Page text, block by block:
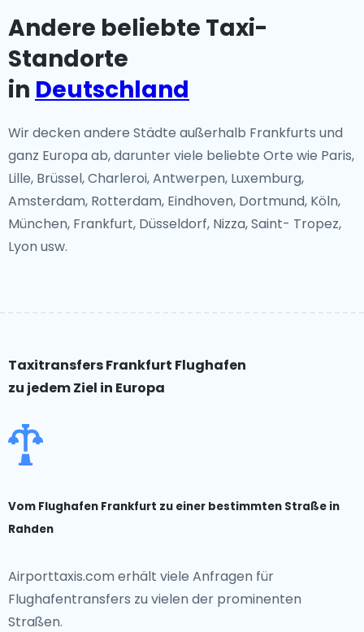
Andere beliebte Taxi-
Standorte
in Deutschland
Wir decken andere Städte außerhalb Frankfurts und
ganz Europa ab, darunter viele beliebte Orte wie Paris,
Lille, Brüssel, Charleroi, Antwerpen, Luxemburg,
Amsterdam, Rotterdam, Eindhoven, Dortmund, Köln,
München, Frankfurt, Düsseldorf, Nizza, Saint- Tropez,
Lyon usw.
Taxitransfers Frankfurt Flughafen
zu jedem Ziel in Europa
Vom Flughafen Frankfurt zu einer bestimmten Straße in
Rahden
Airporttaxis.com erhält viele Anfragen für
Flughafentransfers zu vielen der prominenten
Straßen.